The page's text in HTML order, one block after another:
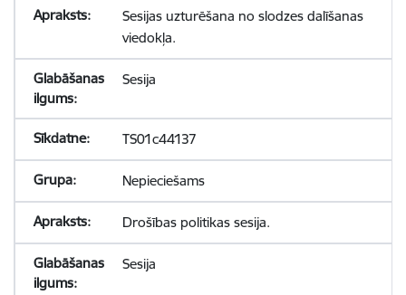
Sesijas uzturēšana no slodzes dalīšanas
viedokļa.
Sesija
TS01c44137
Nepieciešams
Drošības politikas sesija.
Sesija